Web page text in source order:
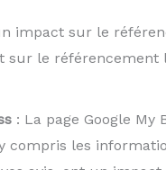
impact sur le
le référencement
: La page Google My
compris les